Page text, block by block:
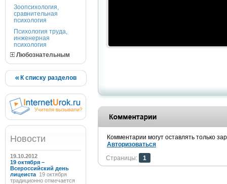
Зоопсихология,
сравнительная
психология
Психология труда,
инженерная
психология
Любознательным
К списку разделов
Новости
19.10.2012
19 октября –
Всероссийский день
лицеиста 19 октября
традиционно отмечается
Комментарии могут оставлять только
Авторизоваться
Страницы:
1